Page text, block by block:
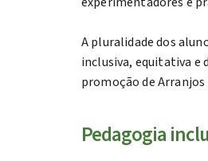
A pluralidade dos
inclusiva, equitativa e
promoção de
Pedagogia